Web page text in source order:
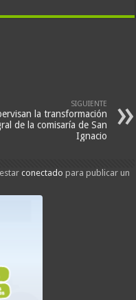
SIGUIENTE
la transformación
de la comisaría de San
Ignacio
conectado para publicar un